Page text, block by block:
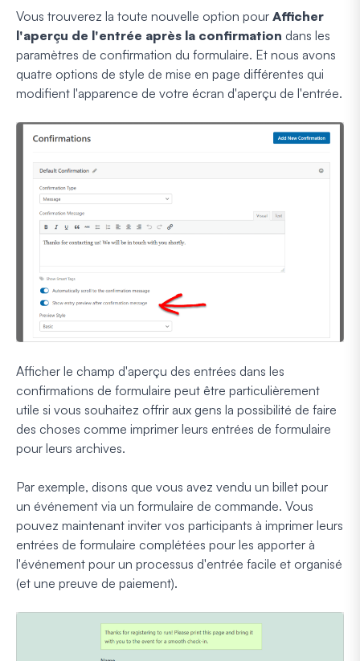
Vous trouverez la toute nouvelle option pour Afficher
l'aperçu de l'entrée après la confirmation dans les
paramètres de confirmation du formulaire. Et nous avons
quatre options de style de mise en page différentes qui
modifient l'apparence de votre écran d'aperçu de l'entrée.
Afficher le champ d'aperçu des entrées dans les
confirmations de formulaire peut être particulièrement
utile si vous souhaitez offrir aux gens la possibilité de faire
des choses comme imprimer leurs entrées de formulaire
pour leurs archives.
Par exemple, disons que vous avez vendu un billet pour
un événement via un formulaire de commande. Vous
pouvez maintenant inviter vos participants à imprimer leurs
entrées de formulaire complétées pour les apporter à
l'événement pour un processus d'entrée facile et organisé
(et une preuve de paiement).